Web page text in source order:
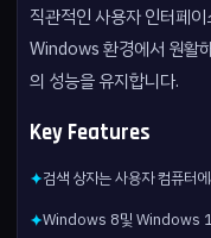
직관적인 사용자 인터페
Windows 환경에서 원활
의 성능을 유지합니다.
Key Features
✦검색 상자는 사용자 컴퓨터
✦Windows 8및 Windows